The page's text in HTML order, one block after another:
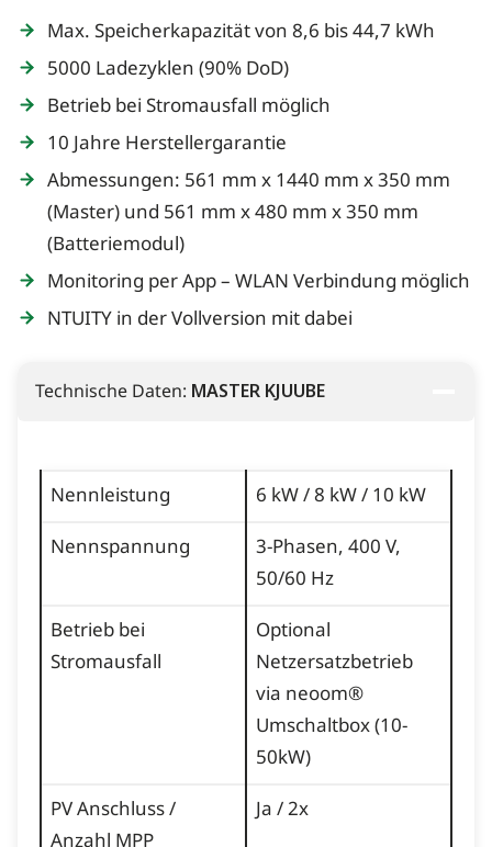
Max. Speicherkapazität von 8,6 bis 44,7 kWh
5000 Ladezyklen (90% DoD)
Betrieb bei Stromausfall möglich
10 Jahre Herstellergarantie
Abmessungen: 561 mm x 1440 mm x 350 mm
(Master) und 561 mm x 480 mm x 350 mm
(Batteriemodul)
Monitoring per App – WLAN Verbindung möglich
NTUITY in der Vollversion mit dabei
Technische Daten: MASTER KJUUBE
Nennleistung
6 kW / 8 kW / 10 kW
Nennspannung
3-Phasen, 400 V,
50/60 Hz
Betrieb bei
Stromausfall
Optional
Netzersatzbetrieb
via neoom®
Umschaltbox (10-
50kW)
PV Anschluss /
Ja / 2x